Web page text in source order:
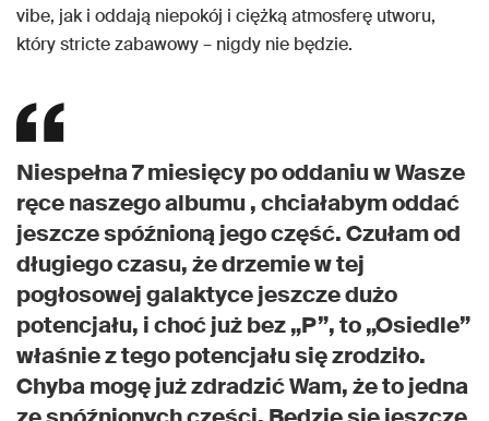
vibe, jak i oddają niepokój i ciężką atmosferę utworu,
który stricte zabawowy – nigdy nie będzie.
Niespełna 7 miesięcy po oddaniu w Wasze
ręce naszego albumu , chciałabym oddać
jeszcze spóźnioną jego część. Czułam od
długiego czasu, że drzemie w tej
pogłosowej galaktyce jeszcze dużo
potencjału, i choć już bez „P”, to „Osiedle”
właśnie z tego potencjału się zrodziło.
Chyba mogę już zdradzić Wam, że to jedna